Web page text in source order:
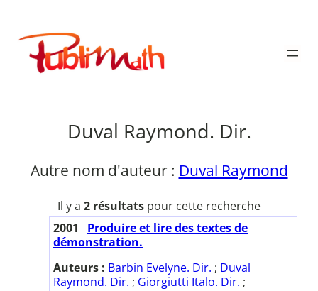
contenu
Publimath
Duval Raymond. Dir.
Autre nom d'auteur : Duval Raymond
Il y a 2 résultats pour cette recherche
2001
Produire et lire des textes de
démonstration.
Auteurs : Barbin Evelyne. Dir. ; Duval
Raymond. Dir. ; Giorgiutti Italo. Dir. ;